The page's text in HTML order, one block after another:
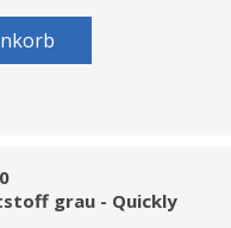
grau - Quickly